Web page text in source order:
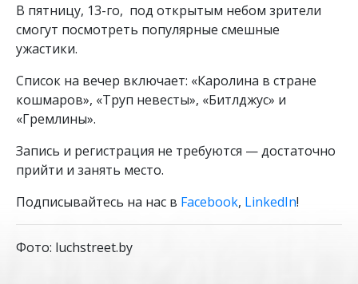
В пятницу, 13-го, под открытым небом зрители
смогут посмотреть популярные смешные
ужастики.
Список на вечер включает: «Каролина в стране
кошмаров», «Труп невесты», «Битлджус» и
«Гремлины».
Запись и регистрация не требуются — достаточно
прийти и занять место.
Подписывайтесь на нас в Facebook, LinkedIn!
Фото: luchstreet.by